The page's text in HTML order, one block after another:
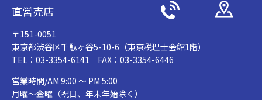
直営売店
〒151-0051
東京都渋谷区千駄ヶ谷5-10-6（東京税理士会館1階）
TEL：03-3354-6141 FAX：03-3354-6446
営業時間/AM 9:00 ～ PM 5:00
月曜～金曜（祝日、年末年始除く）